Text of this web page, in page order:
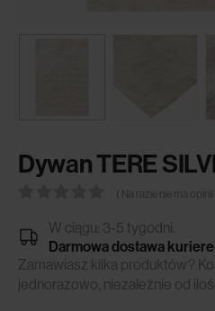
Dywan TERE
( Na razie nie ma opinii
W ciągu: 3-5 tygodni.
Darmowa dostawa
Zamawiasz kilka produktów?
jednorazowo, niezależnie od